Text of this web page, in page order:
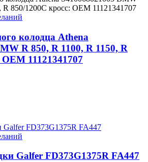
колодца Athena
R 850, R 1100, R 1150, R
11121341707
Galfer FD373G1375R FA447